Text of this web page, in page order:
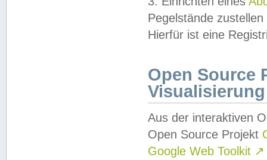
Pegelstände
Hierfür ist eine
Open Source
Visualisierung
Aus der interaktiven
Open Source Projekt
Google Web Toolkit ↗